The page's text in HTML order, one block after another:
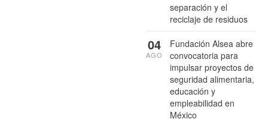
separación y el
reciclaje de residuos
Fundación Alsea abre
convocatoria para
impulsar proyectos de
seguridad alimentaria,
educación y
empleabilidad en
México
04
AGO